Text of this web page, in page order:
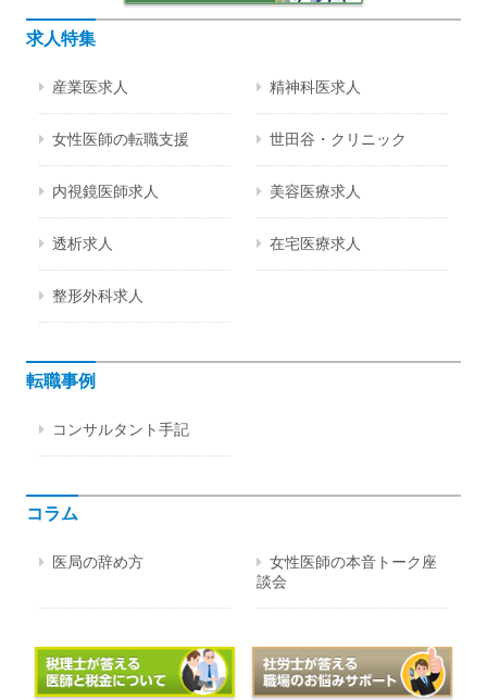
求人特集
産業医求人 精神科医求人
女性医師の転職支援 世田谷・クリニック
内視鏡医師求人 美容医療求人
透析求人 在宅医療求人
整形外科求人
転職事例
コンサルタント手記
コラム
医局の辞め方
女性医師の本音トーク座
談会